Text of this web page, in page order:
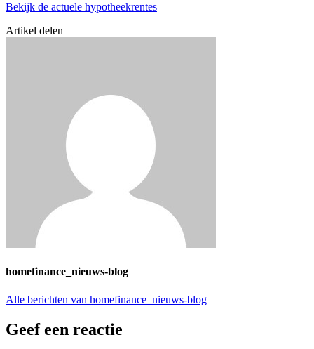
Bekijk de actuele hypotheekrentes
Artikel delen
homefinance_nieuws-blog
Alle berichten van homefinance_nieuws-blog
Geef een reactie